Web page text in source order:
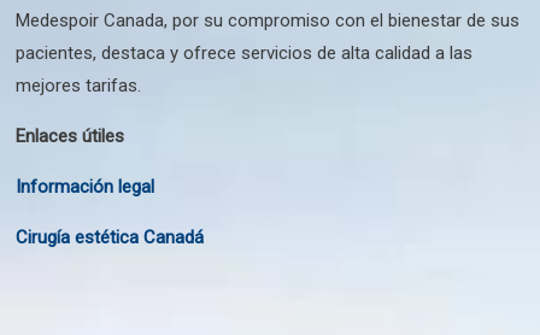
Medespoir Canada, por su compromiso con el bienestar de sus
pacientes, destaca y ofrece servicios de alta calidad a las
mejores tarifas.
Enlaces útiles
Información legal
Cirugía estética Canadá